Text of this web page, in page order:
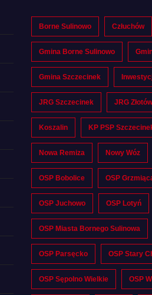
Borne Sulinowo Człuchów
Gmina Borne Sulinowo
Gmina Szczecinek
JRG Szczecinek JRG Złotów
Koszalin KP PSP
Nowa Remiza Nowy Wóz
OSP Bobolice OSP
OSP Juchowo OSP Lotyń
OSP Miasta Bornego Sulinowa
OSP Parsęcko OSP Stary
OSP Sępolno Wielkie OSP